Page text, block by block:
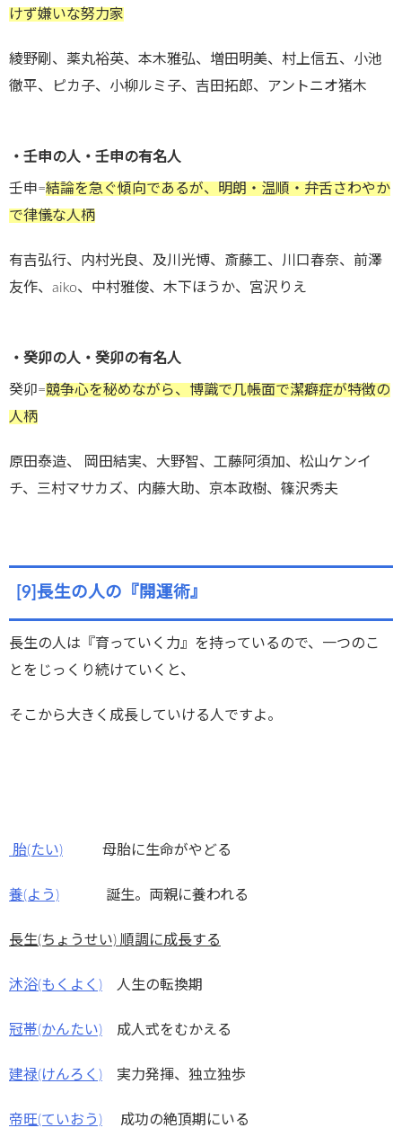
けず嫌いな努力家
綾野剛、薬丸裕英、本木雅弘、増田明美、村上信五、小池
徹平、ピカ子、小柳ルミ子、吉田拓郎、アントニオ猪木
・壬申の人・壬申の有名人
壬申=結論を急ぐ傾向であるが、明朗・温順・弁舌さわやか
で律儀な人柄
有吉弘行、内村光良、及川光博、斎藤工、川口春奈、前澤
友作、aiko、中村雅俊、木下ほうか、宮沢りえ
・癸卯の人・癸卯の有名人
癸卯=競争心を秘めながら、博識で几帳面で潔癖症が特徴の
人柄
原田泰造、 岡田結実、大野智、工藤阿須加、松山ケンイ
チ、三村マサカズ、内藤大助、京本政樹、篠沢秀夫
[9]長生の人の『開運術』
長生の人は『育っていく力』を持っているので、一つのこ
とをじっくり続けていくと、
そこから大きく成長していける人ですよ。
胎(たい) 母胎に生命がやどる
養(よう) 誕生。両親に養われる
長生(ちょうせい) 順調に成長する
沐浴(もくよく) 人生の転換期
冠帯(かんたい) 成人式をむかえる
建禄(けんろく) 実力発揮、独立独歩
帝旺(ていおう) 成功の絶頂期にいる